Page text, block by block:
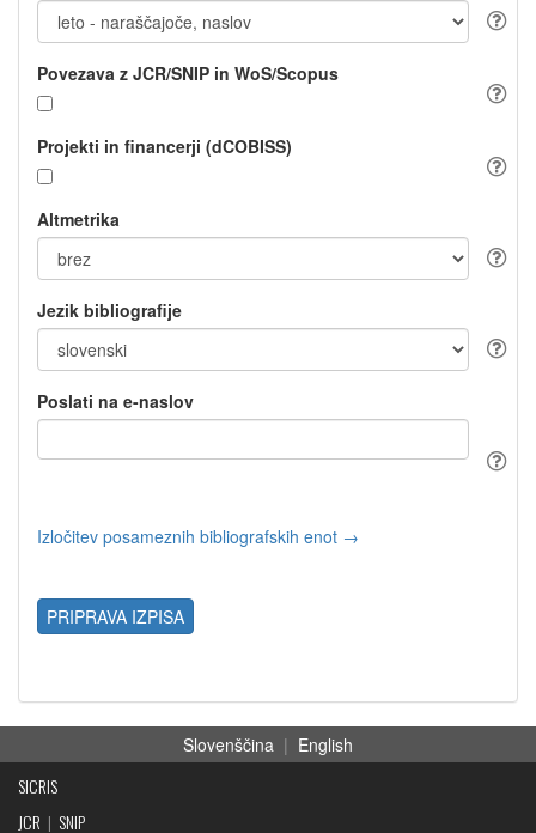
Povezava z JCR/SNIP in WoS/Scopus
Projekti in financerji (dCOBISS)
Altmetrika
Jezik bibliografije
Poslati na e-naslov
Izločitev posameznih bibliografskih enot →
PRIPRAVA IZPISA
Slovenščina | English
SICRIS
JCR | SNIP